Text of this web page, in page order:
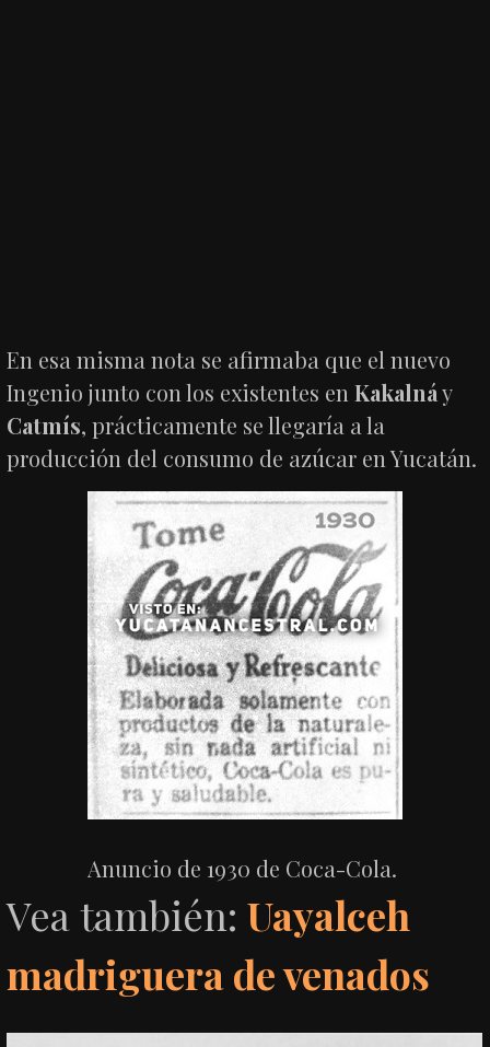
En esa misma nota se afirmaba que el nuevo
Ingenio junto con los existentes enKakalnáy
Catmís, prácticamente se llegaría a la
producción del consumo de azúcar en Yucatán.
Anuncio de 1930 de Coca-Cola.
Vea también:Uayalceh
madriguera de venados